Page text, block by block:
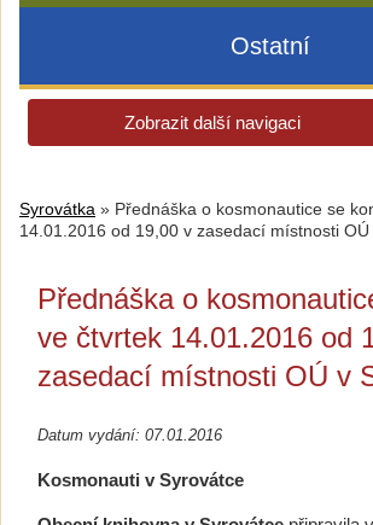
Ostatní
Zobrazit další navigaci
Syrovátka » Přednáška o kosmonautice se
14.01.2016 od 19,00 v zasedací místnosti
Přednáška o
ve čtvrtek 14.01.2016 od
zasedací místnosti OÚ v
Datum vydání: 07.01.2016
Kosmonauti v Syrovátce